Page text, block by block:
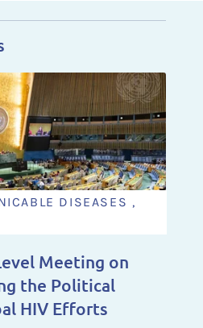
DISEASES ,
Meeting on
the Political
HIV Efforts